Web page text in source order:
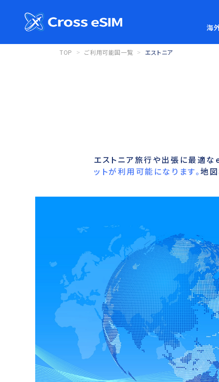
海
TOP ご利用可能国一覧 エストニア
エストニア旅行や出張に最適
ットが利用可能になります。地